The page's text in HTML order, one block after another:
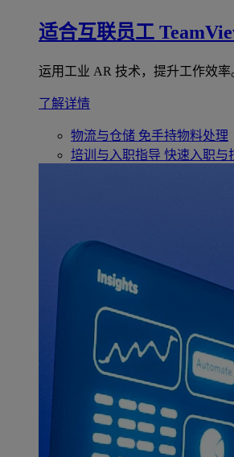
适合互联员工
运用工业 AR 技术，提升工作效率
了解详情
物流与仓储 免手持物料处理
培训与入职指导 快速入职与